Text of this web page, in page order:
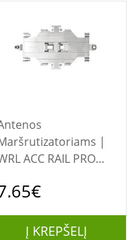
|
ACC RAIL PRO
MIKROTIK
Į KREPŠELĮ